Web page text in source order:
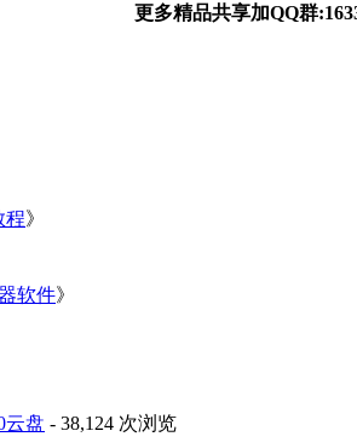
更多精品共享加QQ群
程》
软件》
云盘 - 38,124 次浏览